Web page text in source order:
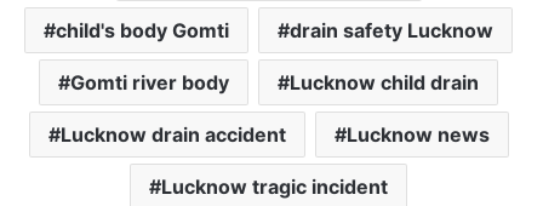
child's body Gomti drain safety Lucknow
Gomti river body Lucknow child drain
Lucknow drain accident Lucknow news
Lucknow tragic incident